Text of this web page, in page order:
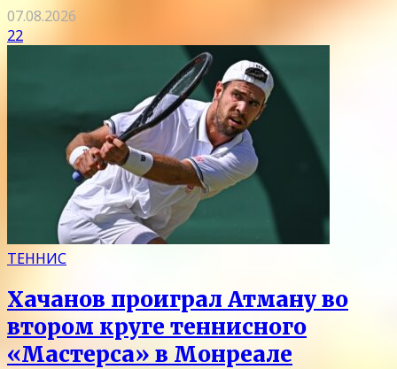
07.08.2026
22
ТЕННИС
Хачанов проиграл Атману во
втором круге теннисного
«Мастерса» в Монреале